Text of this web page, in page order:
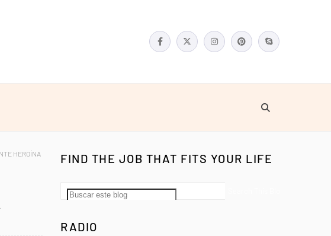
HEROÍNA FIND THE JOB THAT FITS YOUR LIFE
RADIO